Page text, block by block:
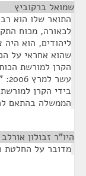
שמואל ברקוביץ
התואר שלו הוא
לכאורה, מכוח
ליהודים, הוא
שהוא אחראי על
הקרן למורשת
בידי הקרן
הממשלה בהתאם
היו"ר זבולון אורלב
מדובר על החלטת